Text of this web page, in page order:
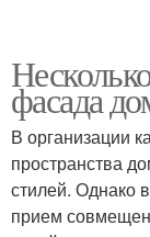
фасада
В организации
пространства
стилей. Однако
прием